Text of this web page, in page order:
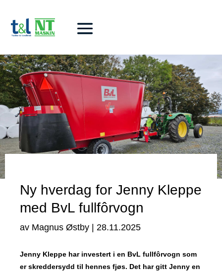
Ny hverdag for Jenny Kleppe
med BvL fullfôrvogn
av Magnus Østby 28.11.2025
Jenny Kleppe har investert i en BvL fullfôrvogn som
er skreddersydd til hennes fjøs. Det har gitt Jenny en